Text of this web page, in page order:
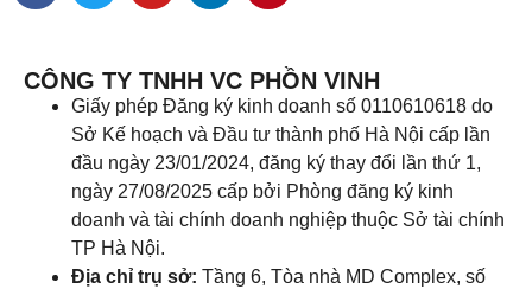
CÔNG TY TNHH VC PHỒN VINH
Giấy phép Đăng ký kinh doanh số 0110610618 do
Sở Kế hoạch và Đầu tư thành phố Hà Nội cấp lần
đầu ngày 23/01/2024, đăng ký thay đổi lần thứ 1,
ngày 27/08/2025 cấp bởi Phòng đăng ký kinh
doanh và tài chính doanh nghiệp thuộc Sở tài chính
TP Hà Nội.
Địa chỉ trụ sở: Tầng 6, Tòa nhà MD Complex, số